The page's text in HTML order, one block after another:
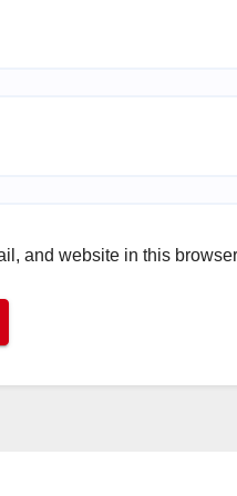
and website in this